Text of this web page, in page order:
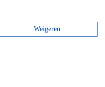
Weigeren